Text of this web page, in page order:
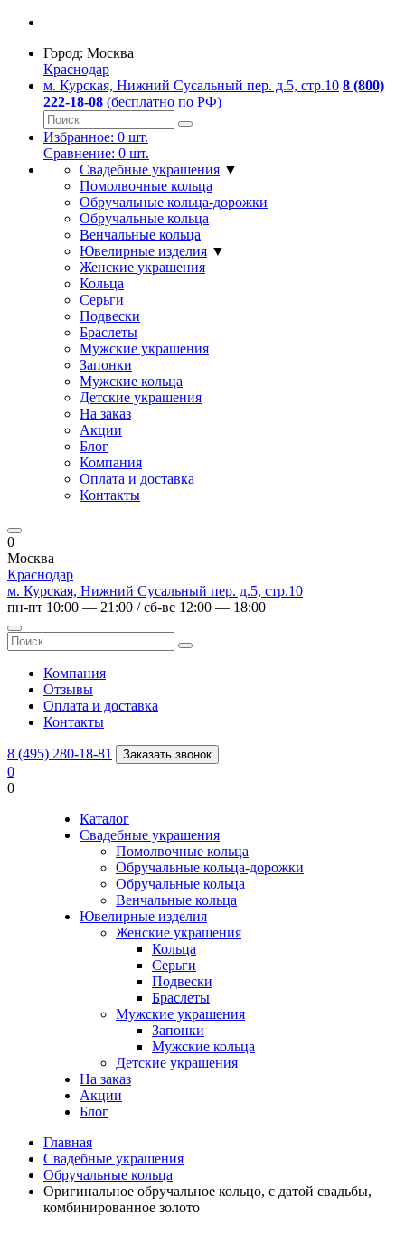
Город: Москва
Краснодар
м. Курская, Нижний Сусальный пер. д.5, стр.10 8 (800)
222-18-08 (бесплатно по РФ)
Избранное: 0 шт.
Сравнение: 0 шт.
Свадебные украшения ▼
Помолвочные кольца
Обручальные кольца-дорожки
Обручальные кольца
Венчальные кольца
Ювелирные изделия ▼
Женские украшения
Кольца
Серьги
Подвески
Браслеты
Мужские украшения
Запонки
Мужские кольца
Детские украшения
На заказ
Акции
Блог
Компания
Оплата и доставка
Контакты
0
Москва
Краснодар
м. Курская, Нижний Сусальный пер. д.5, стр.10
пн-пт 10:00 — 21:00 / сб-вс 12:00 — 18:00
Компания
Отзывы
Оплата и доставка
Контакты
8 (495) 280-18-81 Заказать звонок
0
0
Каталог
Свадебные украшения
Помолвочные кольца
Обручальные кольца-дорожки
Обручальные кольца
Венчальные кольца
Ювелирные изделия
Женские украшения
Кольца
Серьги
Подвески
Браслеты
Мужские украшения
Запонки
Мужские кольца
Детские украшения
На заказ
Акции
Блог
Главная
Свадебные украшения
Обручальные кольца
Оригинальное обручальное кольцо, с датой свадьбы,
комбинированное золото